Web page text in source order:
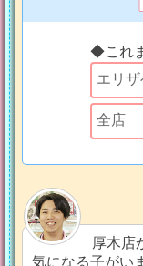
◆これ
厚木店
気になる子がい